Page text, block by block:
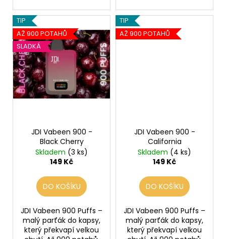
TIP
AŽ 900 POTAHŮ
SLADKÁ
JDI Vabeen 900 -
Black Cherry
Skladem (3 ks)
149 Kč
DO KOŠÍKU
JDI Vabeen 900 Puffs –
malý parťák do kapsy,
který překvapí velkou
TIP
AŽ 900 POTAHŮ
JDI Vabeen 900 -
California
Skladem (4 ks)
149 Kč
DO KOŠÍKU
JDI Vabeen 900 Puffs –
malý parťák do kapsy,
který překvapí velkou